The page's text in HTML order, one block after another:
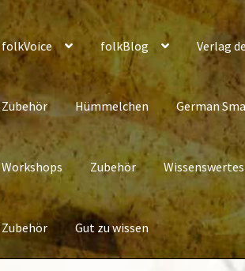
folkVoice folkBlog Verlag
Zubehör Hümmelchen German
Workshops Zubehör Wissenswertes
Zubehör Gut zu wissen